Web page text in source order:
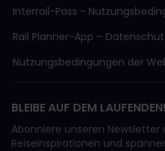
Interrail-Pass -
Rail Planner-App –
Nutzungsbedingungen der
BLEIBE AUF DEM LAUFENDEN!
Abonniere unseren Newsletter
Reiseinspirationen und